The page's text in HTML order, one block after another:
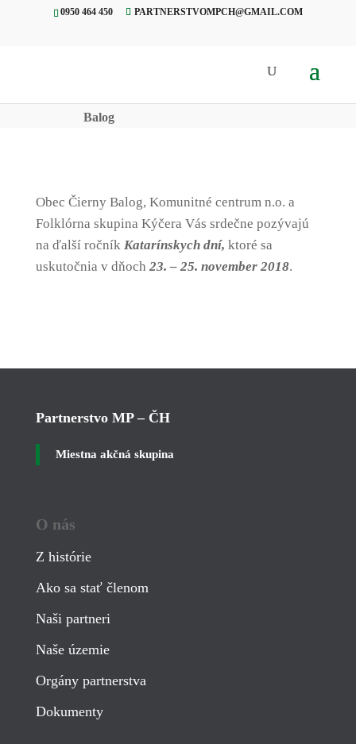
0950 464 450 PARTNERSTVOMPCH@GMAIL.COM
Balog
Obec Čierny Balog, Komunitné centrum n.o. a
Folklórna skupina Kýčera Vás srdečne pozývajú
na ďalší ročník Katarínskych dní, ktoré sa
uskutočnia v dňoch 23. – 25. november 2018.
Partnerstvo MP – ČH
Miestna akčná skupina
O nás
Z histórie
Ako sa stať členom
Naši partneri
Naše územie
Orgány partnerstva
Dokumenty